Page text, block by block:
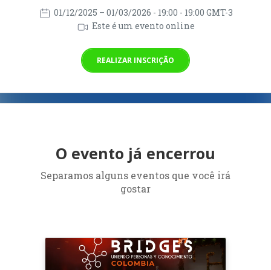
01/12/2025 – 01/03/2026 - 19:00 - 19:00 GMT-3
Este é um evento online
REALIZAR INSCRIÇÃO
O evento já encerrou
Separamos alguns eventos que você irá
gostar